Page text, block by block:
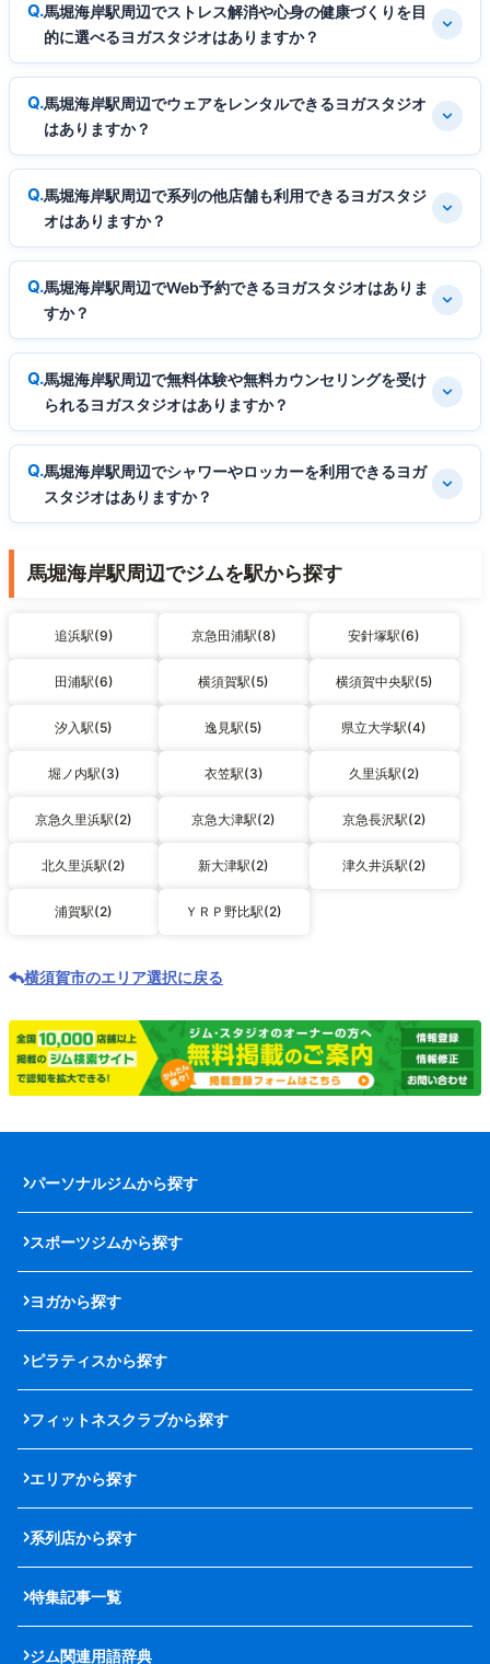
馬堀海岸駅周辺でストレス解消や心身の健康づくりを目
的に選べるヨガスタジオはありますか？
馬堀海岸駅周辺でウェアをレンタルできるヨガスタジオ
はありますか？
馬堀海岸駅周辺で系列の他店舗も利用できるヨガスタジ
オはありますか？
馬堀海岸駅周辺でWeb予約できるヨガスタジオはありま
すか？
馬堀海岸駅周辺で無料体験や無料カウンセリングを受け
られるヨガスタジオはありますか？
馬堀海岸駅周辺でシャワーやロッカーを利用できるヨガ
スタジオはありますか？
馬堀海岸駅周辺でジムを駅から探す
追浜駅(9) 京急田浦駅(8) 安針塚駅(6)
田浦駅(6) 横須賀駅(5) 横須賀中央駅(5)
汐入駅(5) 逸見駅(5) 県立大学駅(4)
堀ノ内駅(3) 衣笠駅(3) 久里浜駅(2)
京急久里浜駅(2) 京急大津駅(2) 京急長沢駅(2)
北久里浜駅(2) 新大津駅(2) 津久井浜駅(2)
浦賀駅(2) ＹＲＰ野比駅(2)
横須賀市のエリア選択に戻る
パーソナルジムから探す
スポーツジムから探す
ヨガから探す
ピラティスから探す
フィットネスクラブから探す
エリアから探す
系列店から探す
特集記事一覧
ジム関連用語辞典